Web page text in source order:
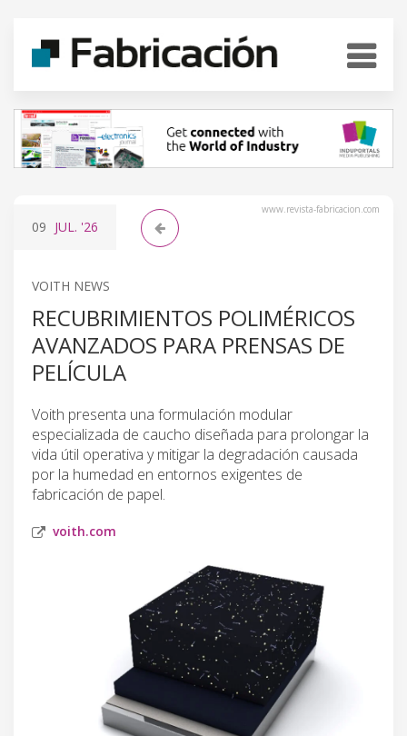
www.revista-fabricacion.com
09 JUL. '26
VOITH NEWS
RECUBRIMIENTOS POLIMÉRICOS
AVANZADOS PARA PRENSAS DE
PELÍCULA
Voith presenta una formulación modular
especializada de caucho diseñada para prolongar la
vida útil operativa y mitigar la degradación causada
por la humedad en entornos exigentes de
fabricación de papel.
voith.com